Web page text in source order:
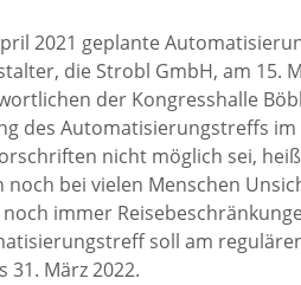
2021 geplante
die Strobl GmbH, am 15.
der Kongresshalle
des Automatisierungstreffs
nicht möglich sei,
bei vielen Menschen
immer
soll am
31. März 2022.